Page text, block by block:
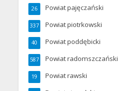
Powiat pajęczański
26
Powiat piotrkowski
337
Powiat poddębicki
40
Powiat radomszczański
587
Powiat rawski
19